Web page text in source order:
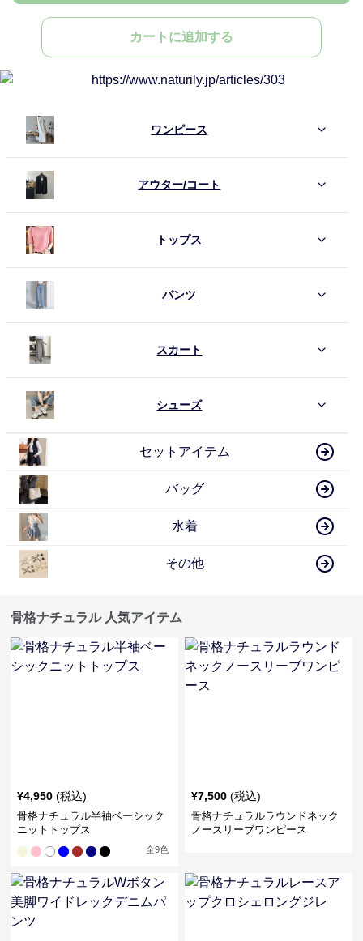
カートに追加する
ワンピース
アウター/コート
トップス
パンツ
スカート
シューズ
セットアイテム
バッグ
水着
その他
骨格ナチュラル 人気アイテム
¥4,950 (税込)
骨格ナチュラル半袖ベーシック
ニットトップス
全9色
¥7,500 (税込)
骨格ナチュラルラウンドネック
ノースリーブワンピース